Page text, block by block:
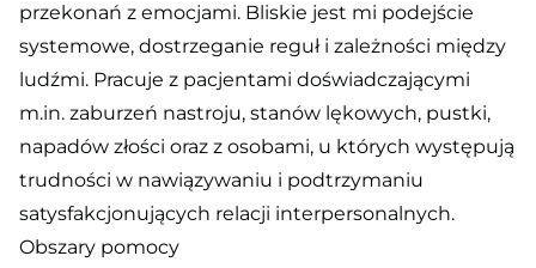
przekonań z emocjami. Bliskie jest mi podejście
systemowe, dostrzeganie reguł i zależności między
ludźmi. Pracuje z pacjentami doświadczającymi
m.in. zaburzeń nastroju, stanów lękowych, pustki,
napadów złości oraz z osobami, u których występują
trudności w nawiązywaniu i podtrzymaniu
satysfakcjonujących relacji interpersonalnych.
Obszary pomocy